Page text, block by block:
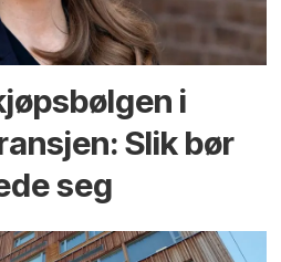
i
Slik bør
seg